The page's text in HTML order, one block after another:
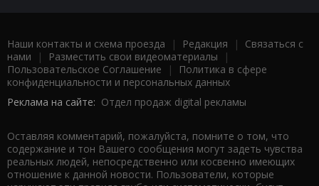
Наши контакты и схема проезда | Редакция | Связаться с
нами | Разместить свои видеоматериалы |
Пользовательское Соглашение |
Политика в сфере
конфиденциальности и персональных данных
Реклама на сайте: Отдел продаж digital рекламы
Оставляя комментарий, пожалуйста, помните о том, что
содержание и тон Вашего сообщения могут задеть чувства
реальных людей, непосредственно или косвенно имеющих
отношение к данной новости. Пользователи, которые